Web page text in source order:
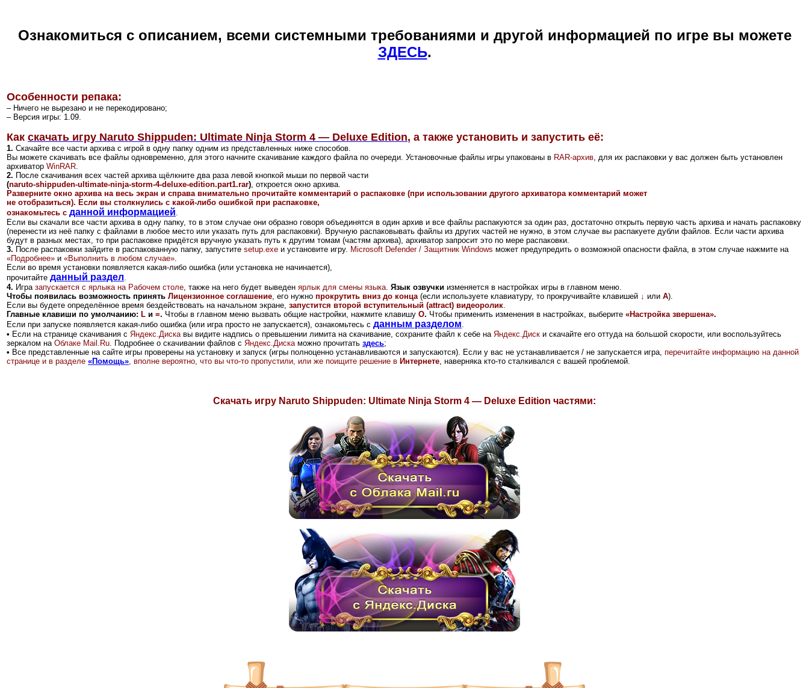
Ознакомиться с описанием, всеми системными требованиями и другой информацией по игре вы можете
ЗДЕСЬ.
Особенности репака:
– Ничего не вырезано и не перекодировано;
–Версия игры: 1.09
Как скачать игру Naruto Shippuden: Ultimate Ninja Storm 4 — Deluxe Edition, а также установить и запустить её:
1. Скачайте все части архива с игрой в одну папку одним из представленных ниже способов.
Вы можете скачивать все файлы одновременно, для этого начните скачивание каждого файла по очереди. Установочные файлы игры упакованы в RAR-архив , для их распаковки у вас должен быть установлен
архиватор WinRAR
2. После скачивания всех частей архива щёлкните два раза левой кнопкой мыши по первой части
(naruto-shippuden-ultimate-ninja-storm-4-deluxe-edition.part1.rar) , откроется окно архива.
Разверните окно архива на весь экран и справа внимательно прочитайте комментарий о распаковке (при использовании другого архиватора комментарий может
не отобразиться). Если вы столкнулись с какой-либо ошибкой при распаковке,
ознакомьтесь с данной информацией
Если вы скачали все части архива в одну папку, то в этом случае они образно говоря объединятся в один архив и все файлы распакуются за один раз, достаточно открыть первую часть архива и начать распаковку
(перенести из неё папку с файлами в любое место или указать путь для распаковки). Вручную распаковывать файлы из других частей не нужно, в этом случае вы распакуете дубли файлов. Если части архива
будут в разных местах, то при распаковке придётся вручную указать путь к другим томам (частям архива), архиватор запросит это по мере распаковки.
3. После распаковки зайдите в распакованную папку, запустите setup.exe и установите игру. Microsoft Defender / Защитник Windows может предупредить о возможной опасности файла, в этом случае нажмите на
«Подробнее» и «Выполнить в любом случае»
Если во время установки появляется какая-либо ошибка (или установка не начинается),
прочитайте данный раздел
4. Игра запускается с ярлыка на Рабочем столе , также на него будет выведен ярлык для смены языка Язык озвучки изменяется в настройках игры в главном меню.
Чтобы появилась возможность принять Лицензионное соглашение , его нужно прокрутить вниз до конца (если используете клавиатуру, то прокручивайте клавишей ↓ или A).
Если вы будете определённое время бездействовать на начальном экране, запустится второй вступительный (attract) видеоролик
Главные клавиши по умолчанию: L и =. Чтобы в главном меню вызвать общие настройки, нажмите клавишу O. Чтобы применить изменения в настройках, выберите «Настройка звершена».
Если при запуске появляется какая-либо ошибка (или игра просто не запускается), ознакомьтесь с данным разделом
• Если на странице скачивания с Яндекс.Диска вы видите надпись о превышении лимита на скачивание, сохраните файл к себе на Яндекс.Диск и скачайте его оттуда на большой скорости, или воспользуйтесь
зеркалом на Облаке Mail.Ru Подробнее о скачивании файлов с Яндекс.Диска можно прочитать здесь;
• Все представленные на сайте игры проверены на установку и запуск (игры полноценно устанавливаются и запускаются). Если у вас не устанавливается / не запускается игра, перечитайте информацию на данной
странице и в разделе «Помощь» , вполне вероятно, что вы что-то пропустили, или же поищите решение в Интернете , наверняка кто-то сталкивался с вашей проблемой.
Скачать игру Naruto Shippuden: Ultimate Ninja Storm 4 — Deluxe Edition частями: